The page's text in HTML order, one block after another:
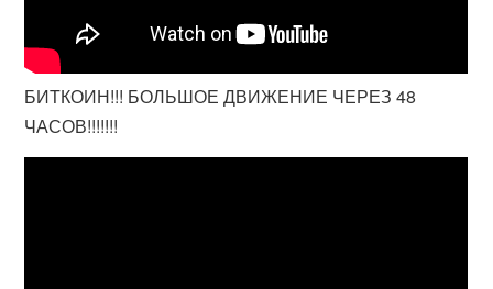
БИТКОИН!!! БОЛЬШОЕ ДВИЖЕНИЕ ЧЕРЕЗ 48
ЧАСОВ!!!!!!!